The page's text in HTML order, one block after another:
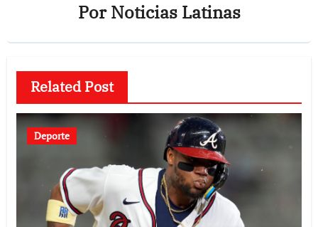
PorNoticias Latinas
Related Post
Deporte